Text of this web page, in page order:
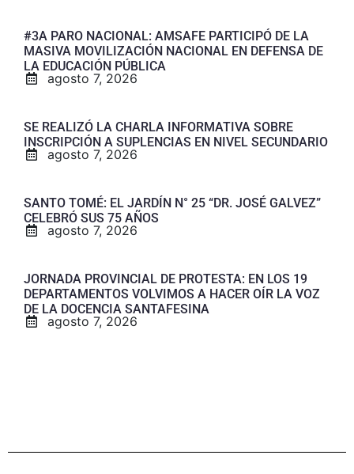
#3A PARO NACIONAL: AMSAFE PARTICIPÓ DE LA
MASIVA MOVILIZACIÓN NACIONAL EN DEFENSA DE
LA EDUCACIÓN PÚBLICA
agosto 7, 2026
SE REALIZÓ LA CHARLA INFORMATIVA SOBRE
INSCRIPCIÓN A SUPLENCIAS EN NIVEL SECUNDARIO
agosto 7, 2026
SANTO TOMÉ: EL JARDÍN N° 25 “DR. JOSÉ GALVEZ”
CELEBRÓ SUS 75 AÑOS
agosto 7, 2026
JORNADA PROVINCIAL DE PROTESTA: EN LOS 19
DEPARTAMENTOS VOLVIMOS A HACER OÍR LA VOZ
DE LA DOCENCIA SANTAFESINA
agosto 7, 2026